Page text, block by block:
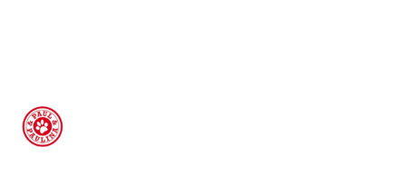
PAUL
AND
PAULINA,
CZERWONE